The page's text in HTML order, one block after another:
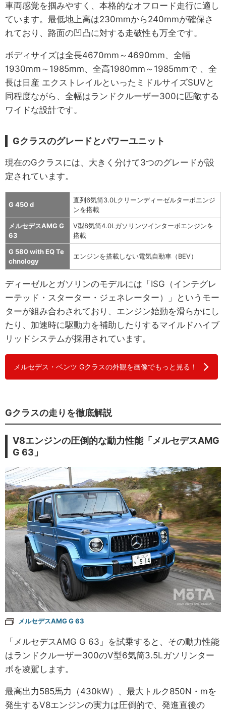
車両感覚を掴みやすく、本格的なオフロード走行に適し
ています。最低地上高は230mmから240mmが確保さ
れており、路面の凹凸に対する走破性も万全です。
ボディサイズは全長4670mm～4690mm、全幅
1930mm～1985mm、全高1980mm～1985mmで 、全
長は日産 エクストレイルといったミドルサイズSUVと
同程度ながら、全幅はランドクルーザー300に匹敵する
ワイドな設計です。
Gクラスのグレードとパワーユニット
現在のGクラスには、大きく分けて3つのグレードが設
定されています。
G 450 d
直列6気筒3.0Lクリーンディーゼルターボエンジ
ンを搭載
メルセデスAMG G
63
V型8気筒4.0Lガソリンツインターボエンジンを
搭載
G 580 with EQ Te
chnology
エンジンを搭載しない電気自動車（BEV）
ディーゼルとガソリンのモデルには「ISG（インテグレ
ーテッド・スターター・ジェネレーター）」というモー
ターが組み合わされており、エンジン始動を滑らかにし
たり、加速時に駆動力を補助したりするマイルドハイブ
リッドシステムが採用されています。
メルセデス・ベンツ Gクラスの外観を画像でもっと見る！
Gクラスの走りを徹底解説
V8エンジンの圧倒的な動力性能「メルセデスAMG
G 63」
メルセデスAMG G 63
「メルセデスAMG G 63」を試乗すると、その動力性能
はランドクルーザー300のV型6気筒3.5Lガソリンター
ボを凌駕します。
最高出力585馬力（430kW）、最大トルク850N・mを
発生するV8エンジンの実力は圧倒的で、発進直後の